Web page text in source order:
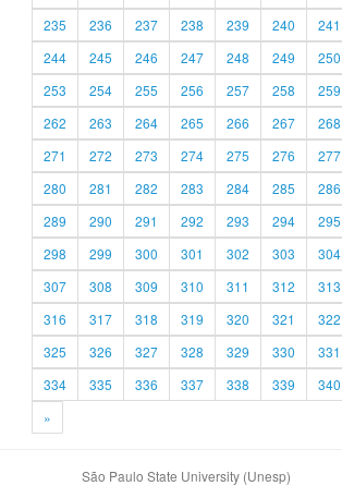
235
236 237 238 239 240 241
244
245 246 247 248 249 250
253
254 255 256 257 258 259
262
263 264 265 266 267 268
271
272 273 274 275 276 277
280
281 282 283 284 285 286
289
290 291 292 293 294 295
298
299 300 301 302 303 304
307
308 309 310 311 312 313
316
317 318 319 320 321 322
325
326 327 328 329 330 331
334
335 336 337 338 339 340
»
São Paulo State University (Unesp)